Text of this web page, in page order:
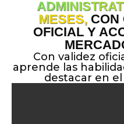
MESES,CON
OFICIAL Y
Con validez
aprende las
destacar en